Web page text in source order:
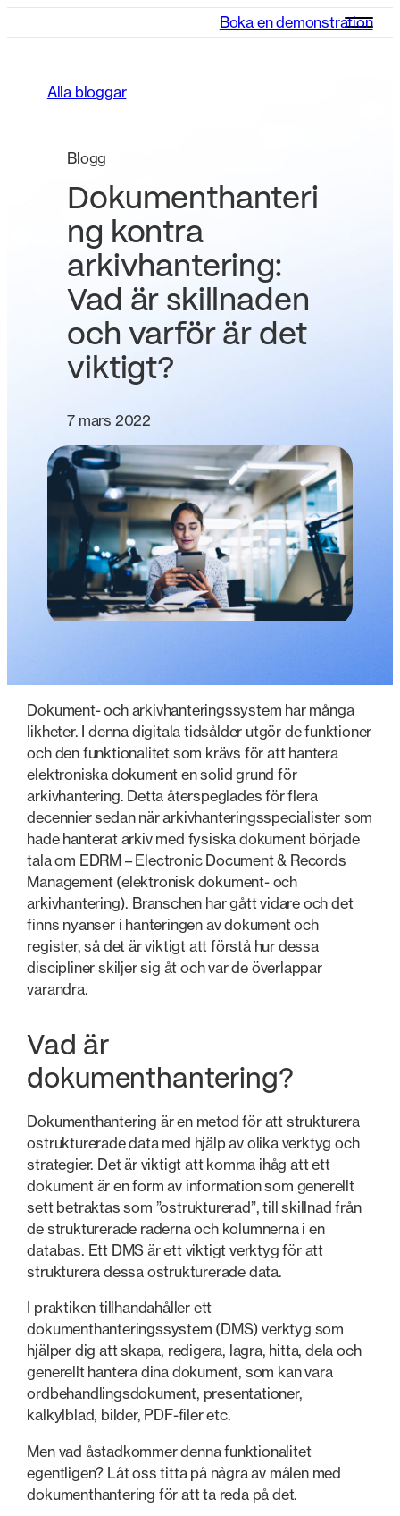
Boka en demonstration
Alla bloggar
Blogg
Dokumenthanteri
ng kontra
arkivhantering:
Vad är skillnaden
och varför är det
viktigt?
7 mars 2022
Dokument- och arkivhanteringssystem har många
likheter. I denna digitala tidsålder utgör de funktioner
och den funktionalitet som krävs för att hantera
elektroniska dokument en solid grund för
arkivhantering. Detta återspeglades för flera
decennier sedan när arkivhanteringsspecialister som
hade hanterat arkiv med fysiska dokument började
tala om EDRM – Electronic Document & Records
Management (elektronisk dokument- och
arkivhantering). Branschen har gått vidare och det
finns nyanser i hanteringen av dokument och
register, så det är viktigt att förstå hur dessa
discipliner skiljer sig åt och var de överlappar
varandra.
Vad är
dokumenthantering?
Dokumenthantering är en metod för att strukturera
ostrukturerade data med hjälp av olika verktyg och
strategier. Det är viktigt att komma ihåg att ett
dokument är en form av information som generellt
sett betraktas som ”ostrukturerad”, till skillnad från
de strukturerade raderna och kolumnerna i en
databas. Ett DMS är ett viktigt verktyg för att
strukturera dessa ostrukturerade data.
I praktiken tillhandahåller ett
dokumenthanteringssystem (DMS) verktyg som
hjälper dig att skapa, redigera, lagra, hitta, dela och
generellt hantera dina dokument, som kan vara
ordbehandlingsdokument, presentationer,
kalkylblad, bilder, PDF-filer etc.
Men vad åstadkommer denna funktionalitet
egentligen? Låt oss titta på några av målen med
dokumenthantering för att ta reda på det.